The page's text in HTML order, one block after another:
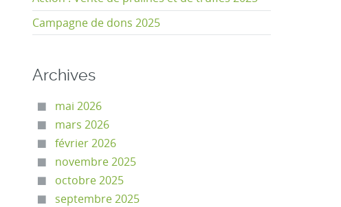
Campagne de dons 2025
Archives
mai 2026
mars 2026
février 2026
novembre 2025
octobre 2025
septembre 2025